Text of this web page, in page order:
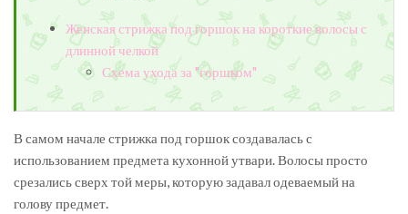
Женская стрижка под горшок на короткие волосы с
длинной челкой
Схема ухода за "горшком"
В самом начале стрижка под горшок создавалась с
использованием предмета кухонной утвари. Волосы просто
срезались сверх той меры, которую задавал одеваемый на
голову предмет.